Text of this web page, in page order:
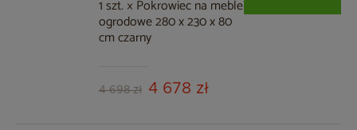
1 szt. × Pokrowiec na meble
ogrodowe 280 x 230 x 80
cm czarny
4 698 zł 4 678 zł